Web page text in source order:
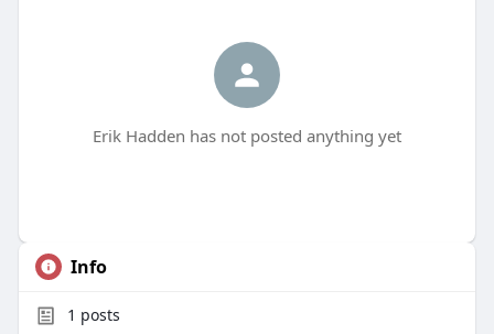
Erik Hadden has not posted anything yet
Info
1 posts